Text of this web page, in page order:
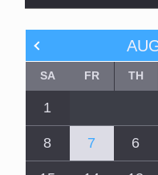
TH
FR
SA
1
6
7
8